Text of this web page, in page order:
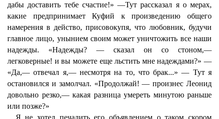
дабы доставить тебе счастие!» —Тут рассказал я о мерах,
какие предпринимает Куфий к произведению общего
намерения в действо, присовокупя, что любовник, будучи
главное лицо, унынием своим может уничтожить все наши
надежды. «Надежды? — сказал он со стоном,—
легковерные! и вы можете еще льстить мне надеждами?» —
«Да,— отвечал я,— несмотря на то, что брак...» — Тут я
остановился и замолчал. «Продолжай! — произнес Леонид
довольно резко,— какая разница умереть минутою раньше
или позже?»